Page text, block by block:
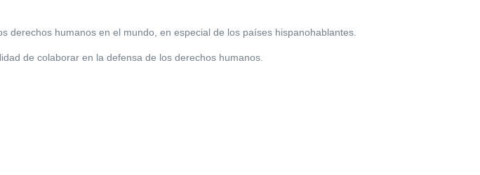
humanos en el mundo, en especial de los países hispanohablantes.
de colaborar en la defensa de los derechos humanos.